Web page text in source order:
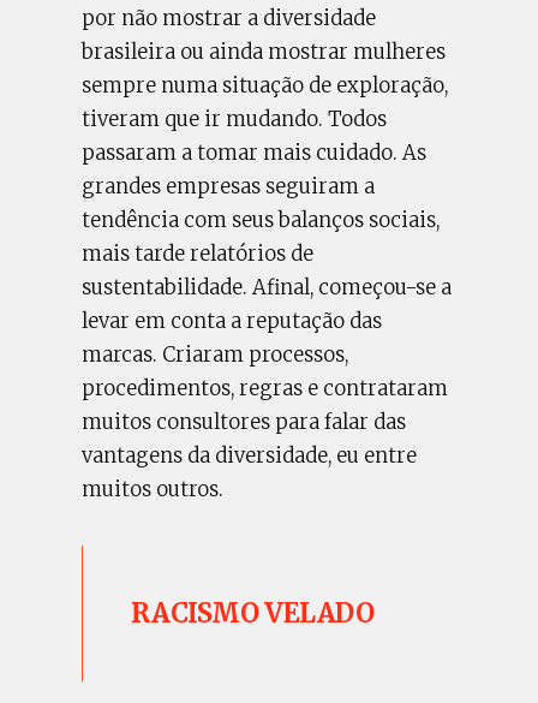
por não mostrar a diversidade
brasileira ou ainda mostrar mulheres
sempre numa situação de exploração,
tiveram que ir mudando. Todos
passaram a tomar mais cuidado. As
grandes empresas seguiram a
tendência com seus balanços sociais,
mais tarde relatórios de
sustentabilidade. Afinal, começou-se a
levar em conta a reputação das
marcas. Criaram processos,
procedimentos, regras e contrataram
muitos consultores para falar das
vantagens da diversidade, eu entre
muitos outros.
RACISMO VELADO